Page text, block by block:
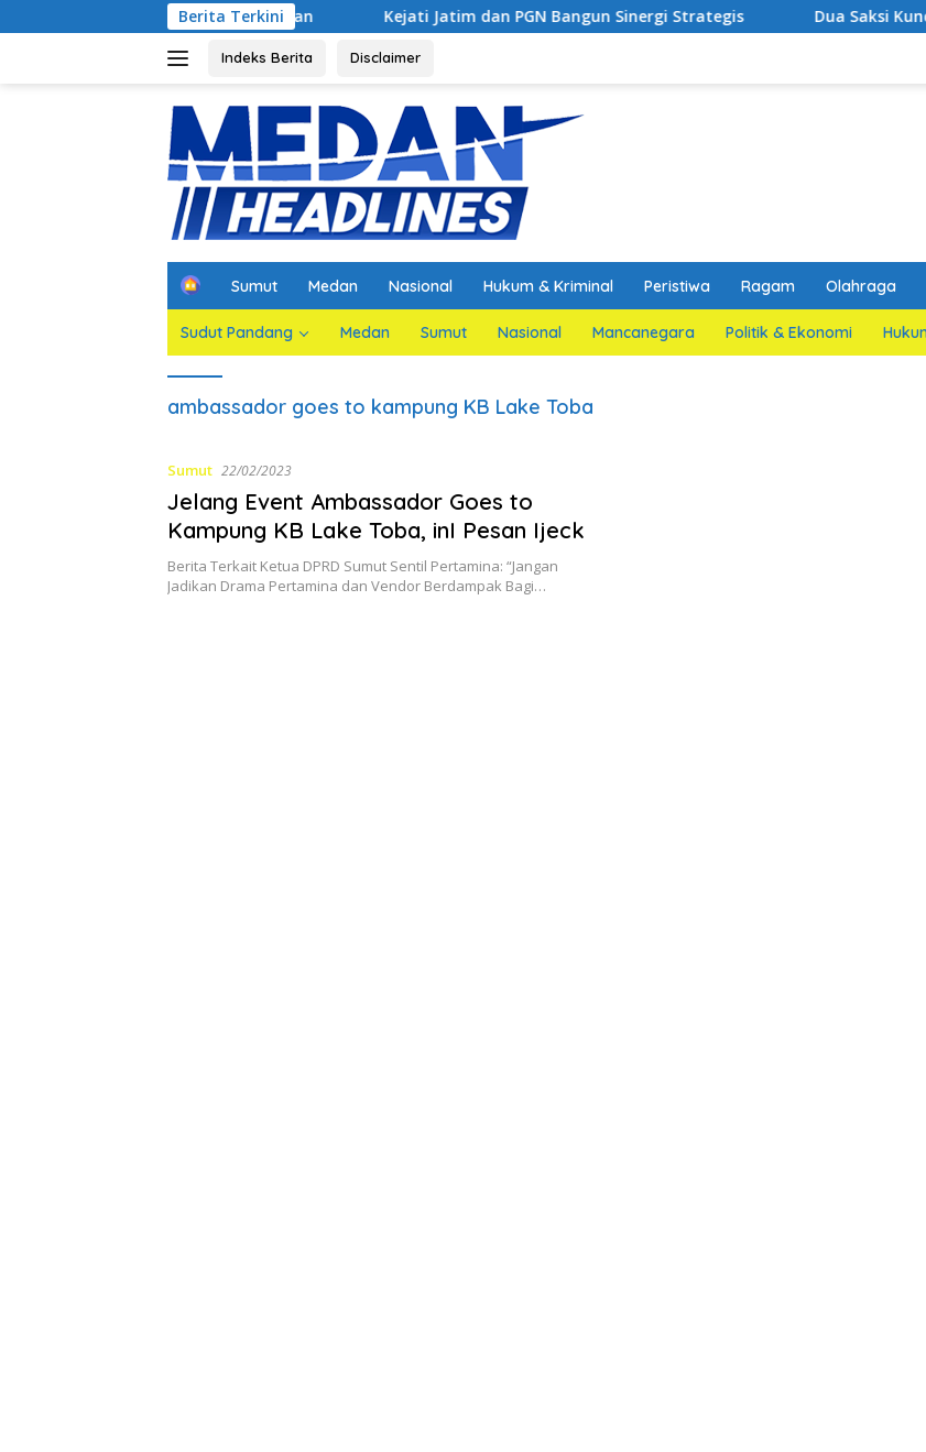
ke
Berita Terkini
Agar Dihadirkan Kejati Jatim dan PGN Bangun Sinergi Strategis Dua Saksi Kunci Ungkap Fakta
Indeks Berita Disclaimer
H
m
e
Sumut Medan Nasional Hukum & Kriminal Peristiwa Ragam Olahraga
Sudut Pandang Medan Sumut Nasional Mancanegara Politik & Ekonomi
ambassador goes to kampung KB Lake Toba
Sumut 22/02/2023
Jelang Event Ambassador Goes to
Kampung KB Lake Toba, inI Pesan Ijeck
Berita Terkait Ketua DPRD Sumut Sentil Pertamina: “Jangan
Jadikan Drama Pertamina dan Vendor Berdampak Bagi…